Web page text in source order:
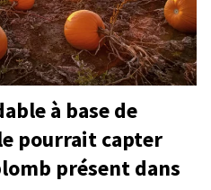
à base de
pourrait capter
présent dans